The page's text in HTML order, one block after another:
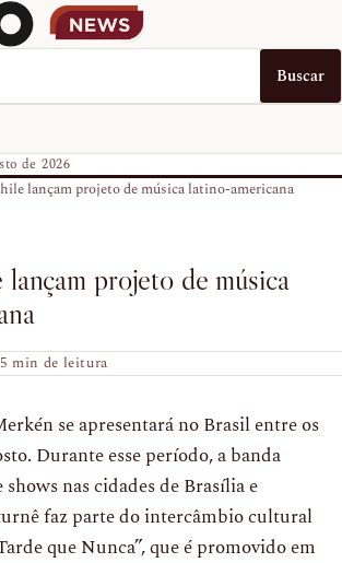
Buscar
de 2026
lançam projeto de música latino-americana
projeto de música
5 min de leitura
se apresentará no Brasil entre os
Durante esse período, a banda
nas cidades de Brasília e
faz parte do intercâmbio cultural
que Nunca”, que é promovido em